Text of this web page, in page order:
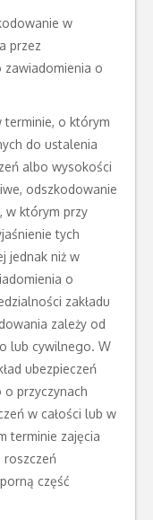
w
przez
o
terminie, o którym
do ustalenia
albo wysokości
odszkodowanie
w którym przy
tych
jednak niż w
o
zakładu
zależy od
lub cywilnego. W
ubezpieczeń
o przyczynach
w całości lub w
terminie zajęcia
część